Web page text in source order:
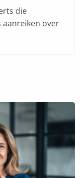
die
over